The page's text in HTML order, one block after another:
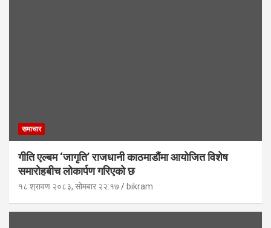
समाचार
गीति एल्बम ‘जागृति’ राजधानी काठमाडौंमा आयोजित विशेष
समारोहबीच लोकार्पण गरिएको छ
१८ श्रावण २०८३, सोमबार २२:१७ bikram